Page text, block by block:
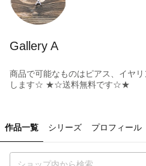
Gallery A
商品で可能なものはピアス、イヤ
します☆ ★☆送料無料です☆★
作品一覧 シリーズ プロフィール